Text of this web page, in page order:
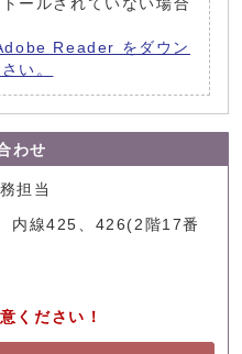
ールされていない場合
Reader をダウン
い。
わせ
担当
内線425、426(2階17番
ください！